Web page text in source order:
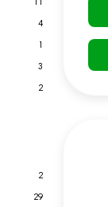
4
3
2
2
29